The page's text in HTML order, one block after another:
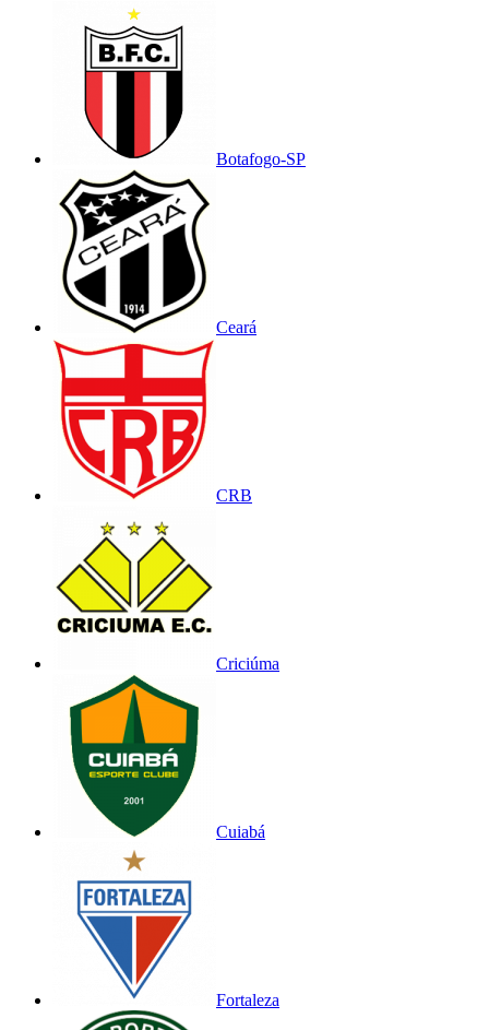
Botafogo-SP
Ceará
CRB
Criciúma
Cuiabá
Fortaleza